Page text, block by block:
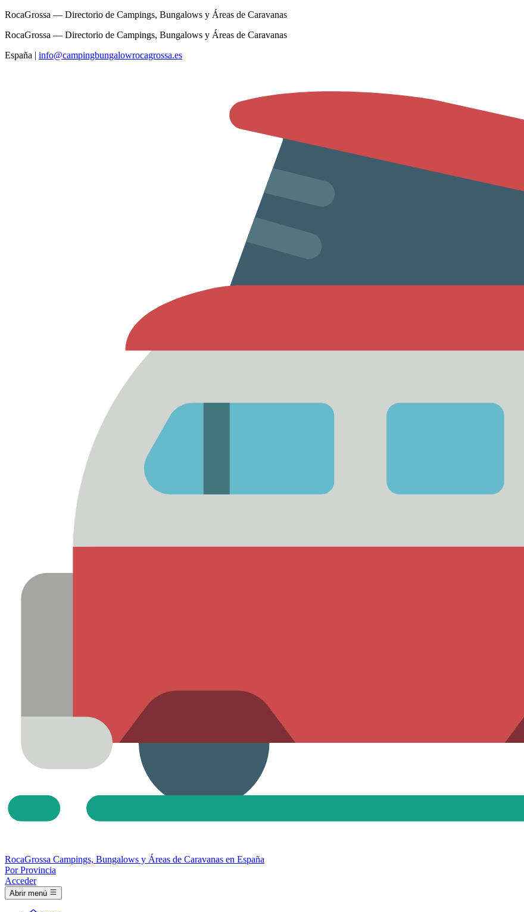
RocaGrossa — Directorio de Campings, Bungalows y Áreas de Caravanas
RocaGrossa — Directorio de Campings, Bungalows y Áreas de Caravanas
España | info@campingbungalowrocagrossa.es
RocaGrossa Campings, Bungalows y Áreas de Caravanas en España
Por Provincia
Acceder
Abrir menú